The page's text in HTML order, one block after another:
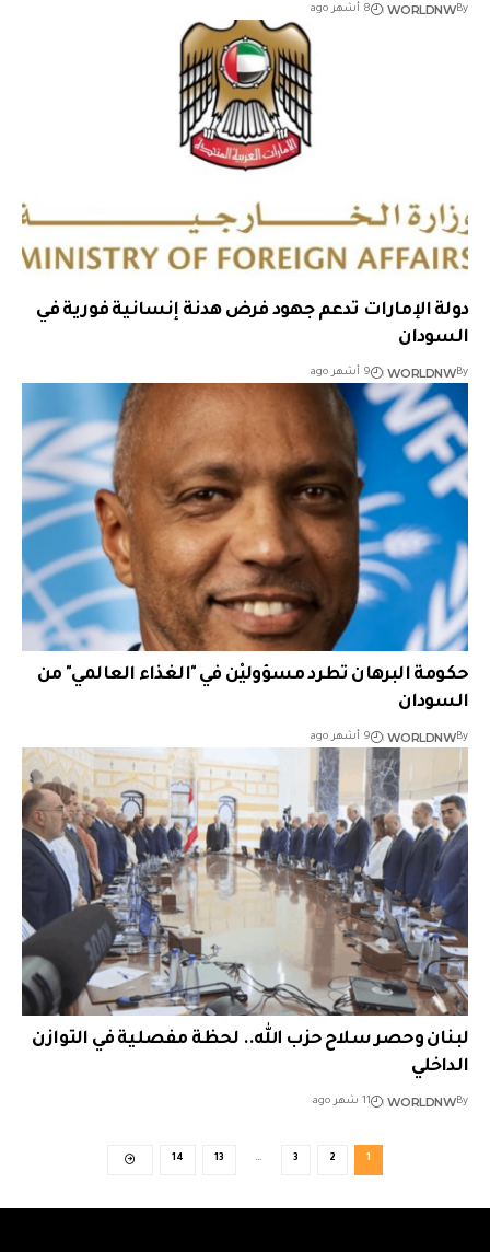
By
WORLDNW 8 أشهر ago
دولة الإمارات تدعم جهود فرض هدنة إنسانية فورية في
السودان
By
WORLDNW 9 أشهر ago
حكومة البرهان تطرد مسؤوليْن في "الغذاء العالمي" من
السودان
By
WORLDNW 9 أشهر ago
لبنان وحصر سلاح حزب الله.. لحظة مفصلية في التوازن
الداخلي
By
WORLDNW 11 شهر ago
1
2
3
…
13
14